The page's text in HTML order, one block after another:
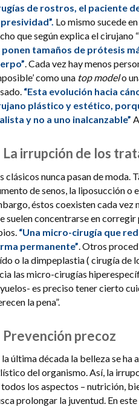
de rostros, el paciente
Lo mismo sucede
que según explica el cirujano “
ponen tamaños de prótesis
. Cada vez hay menos
como una top modelo
“Esta evolución hacia
plástico y estético,
y no a uno inalcanzable”
La irrupción de los
clásicos nunca pasan de moda.
de senos, la liposucción o
éstos coexisten cada vez
suelen concentrarse en
“Una micro-cirugía que
permanente” . Otros
o la dimpeplastia ( cirugía de
las micro-cirugías
es preciso tener cierto
la pena”.
Prevención precoz
la última década la belleza se
del organismo. Así, la
todos los aspectos – nutrición,
prolongar la juventud. En